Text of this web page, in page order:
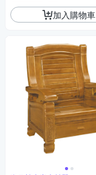
加入購物車